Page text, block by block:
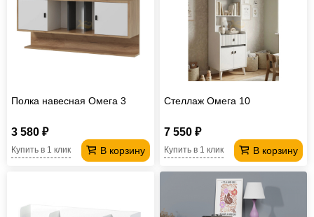
Полка навесная Омега 3
3 580 ₽
В корзину
Купить в 1 клик
Стеллаж Омега 10
7 550 ₽
В корзину
Купить в 1 клик